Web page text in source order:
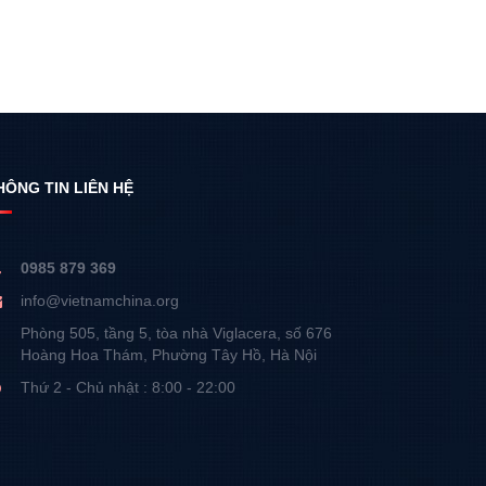
TIN LIÊN HỆ
0985 879 369
info@vietnamchina.org
Phòng 505, tầng 5, tòa nhà Viglacera, số 676
Hoàng Hoa Thám, Phường Tây Hồ, Hà Nội
Thứ 2 - Chủ nhật : 8:00 - 22:00